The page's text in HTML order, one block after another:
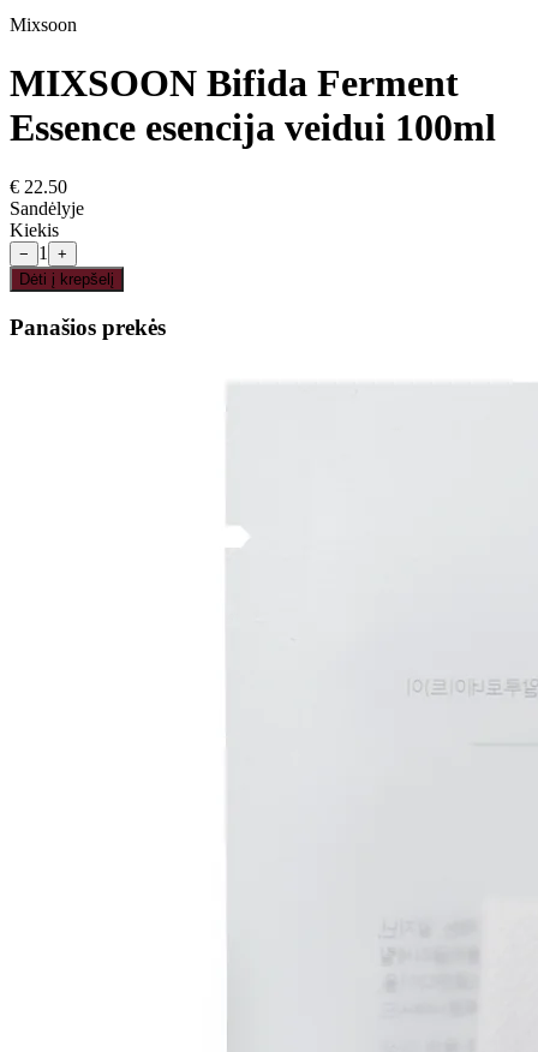
Mixsoon
MIXSOON Bifida Ferment
Essence esencija veidui 100ml
€ 22.50
Sandėlyje
Kiekis
− 1
+
Dėti į krepšelį
Panašios prekės